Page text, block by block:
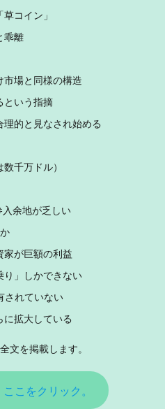
コイン」
乖離
市場と同様の構造
という指摘
理的と見なされ始める
千万ドル）
余地が乏しい
家が巨額の利益
り」しかできない
されていない
拡大している
文を掲載します。
こをクリック。